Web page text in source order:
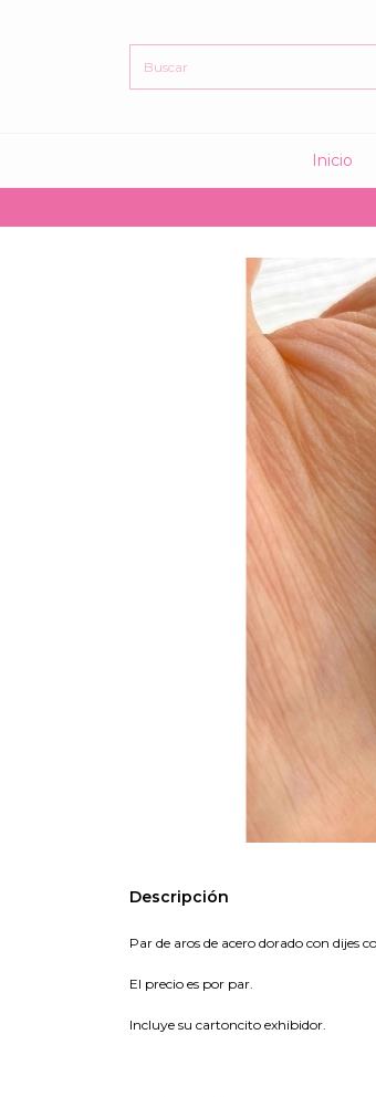
Inicio
Descripción
Par de aros de acero dorado con dijes
El precio es por par.
Incluye su cartoncito exhibidor.